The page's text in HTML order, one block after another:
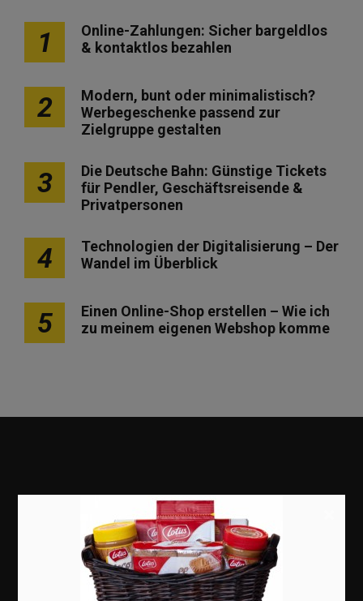
1
Online-Zahlungen: Sicher bargeldlos
& kontaktlos bezahlen
2
Modern, bunt oder minimalistisch?
Werbegeschenke passend zur
Zielgruppe gestalten
3
Die Deutsche Bahn: Günstige Tickets
für Pendler, Geschäftsreisende &
Privatpersonen
4
Technologien der Digitalisierung – Der
Wandel im Überblick
5
Einen Online-Shop erstellen – Wie ich
zu meinem eigenen Webshop komme
Erfolgsgeschichten